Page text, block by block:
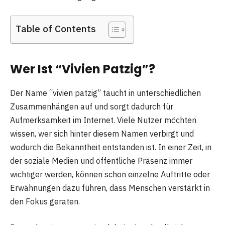
Table of Contents
Wer Ist “Vivien Patzig”?
Der Name “vivien patzig” taucht in unterschiedlichen
Zusammenhängen auf und sorgt dadurch für
Aufmerksamkeit im Internet. Viele Nutzer möchten
wissen, wer sich hinter diesem Namen verbirgt und
wodurch die Bekanntheit entstanden ist. In einer Zeit, in
der soziale Medien und öffentliche Präsenz immer
wichtiger werden, können schon einzelne Auftritte oder
Erwähnungen dazu führen, dass Menschen verstärkt in
den Fokus geraten.